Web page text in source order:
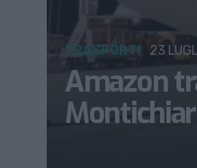
Amazon
TRASPORTI 23